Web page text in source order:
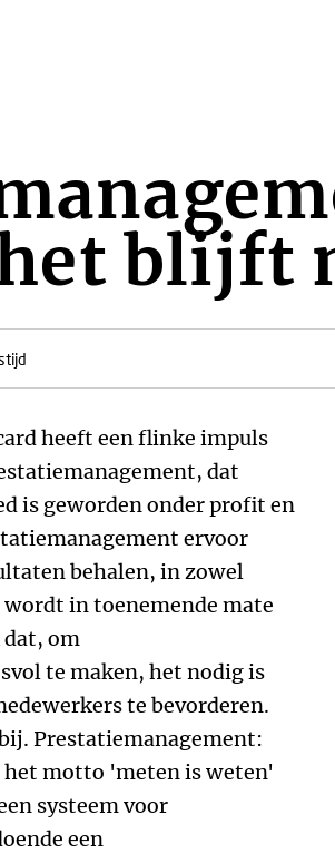
blijft
heeft een flinke impuls
dat
is geworden onder profit en
ervoor
behalen, in zowel
in toenemende mate
om
te maken, het nodig is
te bevorderen.
Prestatiemanagement:
het motto 'meten is weten'
systeem voor
een